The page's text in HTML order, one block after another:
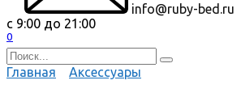
info@ruby-bed.ru
с 9:00 до 21:00
0
Search
for:
Главная Аксессуары